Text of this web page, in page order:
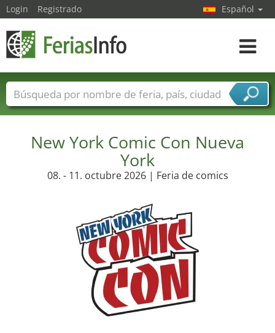
New York Comic Con Nueva
York
08. - 11. octubre 2026 | Feria de comics
Login Registrado Español
toggle
Nombres de ferias Países
Ciudades
Sectores de proveedor de servicios